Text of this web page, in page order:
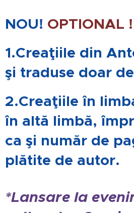
NOU! OPTIONAL !
1.Creaţiile din
şi traduse doar
2.Creaţiile în
în altă limbă,
ca şi număr de
plătite de autor.
*Lansare la